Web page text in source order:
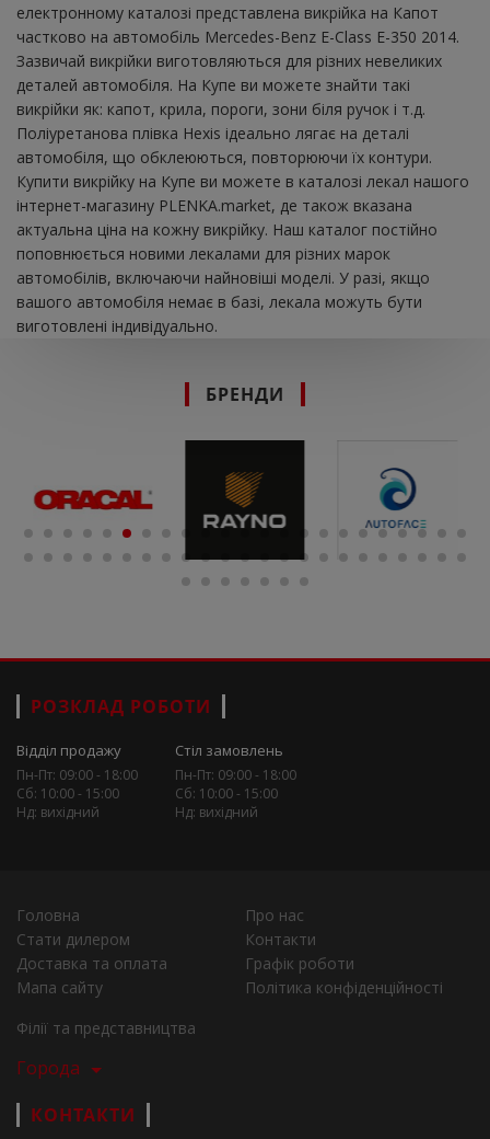
електронному каталозі представлена ​​викрійка на Капот
частково на автомобіль Mercedes-Benz E-Class E-350 2014.
Зазвичай викрійки виготовляються для різних невеликих
деталей автомобіля. На Купе ви можете знайти такі
викрійки як: капот, крила, пороги, зони біля ручок і т.д.
Поліуретанова плівка Hexis ідеально лягає на деталі
автомобіля, що обклеюються, повторюючи їх контури.
Купити викрійку на Купе ви можете в каталозі лекал нашого
інтернет-магазину PLENKA.market, де також вказана
актуальна ціна на кожну викрійку. Наш каталог постійно
поповнюється новими лекалами для різних марок
автомобілів, включаючи найновіші моделі. У разі, якщо
вашого автомобіля немає в базі, лекала можуть бути
виготовлені індивідуально.
БРЕНДИ
РОЗКЛАД РОБОТИ
Відділ продажу
Пн-Пт: 09:00 - 18:00
Сб: 10:00 - 15:00
Нд: вихідний
Стіл замовлень
Пн-Пт: 09:00 - 18:00
Сб: 10:00 - 15:00
Нд: вихідний
Головна
Про нас
Стати дилером
Контакти
Доставка та оплата
Графік роботи
Мапа сайту
Політика конфіденційності
Філії та представництва
Города
КОНТАКТИ